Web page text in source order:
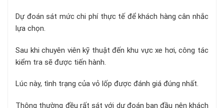
Dự đoán sát mức chi phí thực tế để khách hàng cân nhắc
lựa chọn.
Sau khi chuyên viên kỹ thuật đến khu vực xe hơi, công tác
kiểm tra sẽ được tiến hành.
Lúc này, tình trạng của vỏ lốp được đánh giá đúng nhất.
Thông thường đều rất sát với dự đoán ban đầu nên khách